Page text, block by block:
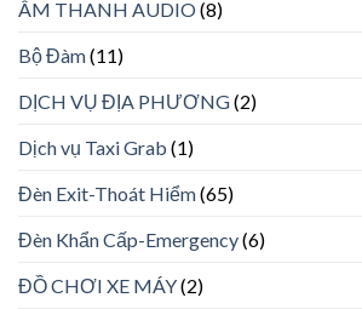
ÂM THANH AUDIO(8)
Bộ Đàm(11)
DỊCH VỤ ĐỊA PHƯƠNG(2)
Dịch vụ Taxi Grab (1)
Đèn Exit-Thoát Hiểm(65)
Đèn Khẩn Cấp-Emergency(6)
ĐỒ CHƠI XE MÁY(2)